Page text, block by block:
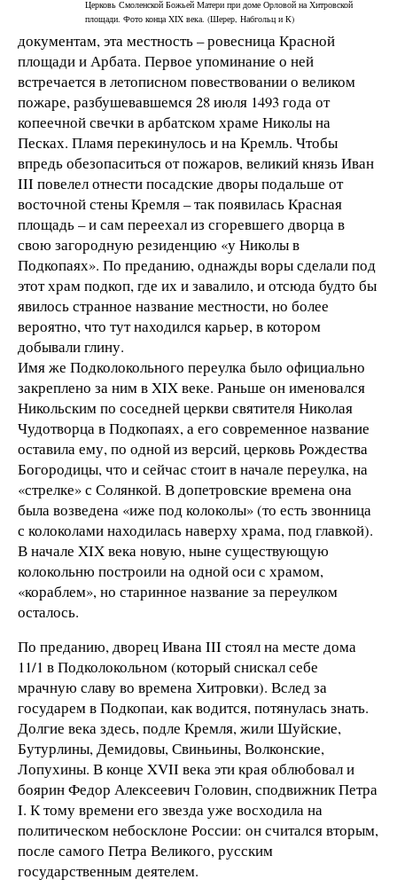
Церковь Смоленской Божьей Матери при доме Орловой на Хитровской
площади. Фото конца XIX века. (Шерер, Набгольц и К)
документам, эта местность – ровесница Красной
площади и Арбата. Первое упоминание о ней
встречается в летописном повествовании о великом
пожаре, разбушевавшемся 28 июля 1493 года от
копеечной свечки в арбатском храме Николы на
Песках. Пламя перекинулось и на Кремль. Чтобы
впредь обезопаситься от пожаров, великий князь Иван
III повелел отнести посадские дворы подальше от
восточной стены Кремля – так появилась Красная
площадь – и сам переехал из сгоревшего дворца в
свою загородную резиденцию «у Николы в
Подкопаях». По преданию, однажды воры сделали под
этот храм подкоп, где их и завалило, и отсюда будто бы
явилось странное название местности, но более
вероятно, что тут находился карьер, в котором
добывали глину.
Имя же Подколокольного переулка было официально
закреплено за ним в XIX веке. Раньше он именовался
Никольским по соседней церкви святителя Николая
Чудотворца в Подкопаях, а его современное название
оставила ему, по одной из версий, церковь Рождества
Богородицы, что и сейчас стоит в начале переулка, на
«стрелке» с Солянкой. В допетровские времена она
была возведена «иже под колоколы» (то есть звонница
с колоколами находилась наверху храма, под главкой).
В начале XIX века новую, ныне существующую
колокольню построили на одной оси с храмом,
«кораблем», но старинное название за переулком
осталось.
По преданию, дворец Ивана III стоял на месте дома
11/1 в Подколокольном (который снискал себе
мрачную славу во времена Хитровки). Вслед за
государем в Подкопаи, как водится, потянулась знать.
Долгие века здесь, подле Кремля, жили Шуйские,
Бутурлины, Демидовы, Свиньины, Волконские,
Лопухины. В конце XVII века эти края облюбовал и
боярин Федор Алексеевич Головин, сподвижник Петра
I. К тому времени его звезда уже восходила на
политическом небосклоне России: он считался вторым,
после самого Петра Великого, русским
государственным деятелем.